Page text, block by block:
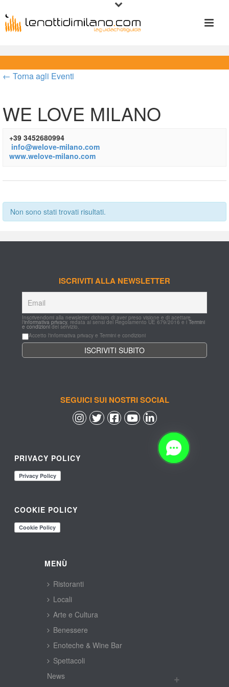
← Torna agli Eventi
WE LOVE MILANO
+39 3452680994
info@welove-milano.com
www.welove-milano.com
Non sono stati trovati risultati.
ISCRIVITI ALLA NEWSLETTER
Inscrivendomi alla newsletter dichiaro di aver preso visione e di acettare
l'informativa privacy, redata ai sensi del Regolamento UE 679/2016 e i Termini
e condizioni del servizio.
Accetto l'informativa privacy e Termini e condizioni
SEGUICI SUI NOSTRI SOCIAL
PRIVACY POLICY
COOKIE POLICY
MENÙ
Ristoranti
Locali
Arte e Cultura
Benessere
Enoteche & Wine Bar
Spettacoli
New